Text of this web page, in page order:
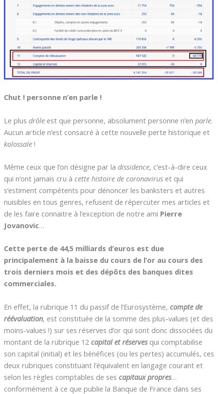
Chut ! personne n’en parle !
Le plus drôleest que personne, absolument personne n’en parle.
Aucun article n’est consacré à cette nouvelle perte historique et
kolossale!
Même ceux que l’on désigne par la dissidence, c’est-à-dire ceux
qui n’ont jamais cru à cette histoire de coronaviruset qui
s’estiment compétents pour dénoncer les banksters et autres
nuisibles en tous genres, refusent de répercuter mes articles et
de les faire connaitre à l’exception de notre ami Pierre
Jovanovic…
Cette perte de 44,5 milliards d’euros est due
principalement à la baisse du cours de l’or au cours des
trois derniers mois et des dépôts des banques dites
commerciales.
En effet, la rubrique 11 du passif de l’Eurosystème, compte de
réévaluation, est constituée de la somme des plus-values (et des
moins-values !) sur ses réserves d’or qui sont donc dissociées du
montant de la rubrique 12 capital et réservesqui comptabilise
son capital (initial) et les bénéfices (ou les pertes) accumulés, ces
deux rubriques constituant l’équivalent en langage courant et
selon les règles comptables de ses capitaux propres…
conformément à ce que publie la Banque de France dans ses